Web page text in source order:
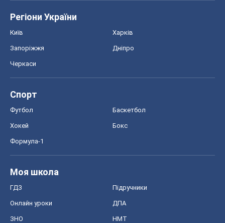
Регіони України
Київ Харків
Запоріжжя Дніпро
Черкаси
Спорт
Футбол Баскетбол
Хокей Бокс
Формула-1
Моя школа
ГДЗ Підручники
Онлайн уроки ДПА
ЗНО НМТ